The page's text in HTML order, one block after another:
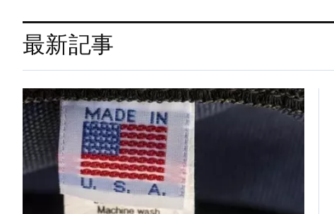
最新記事